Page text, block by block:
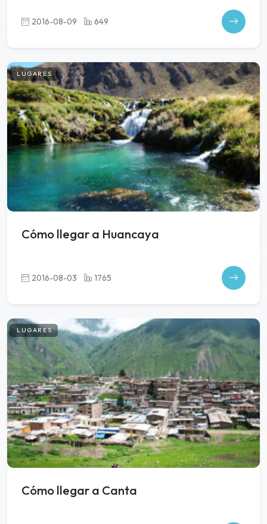
2016-08-09 649
LUGARES
Cómo llegar a Huancaya
2016-08-03 1765
LUGARES
Cómo llegar a Canta